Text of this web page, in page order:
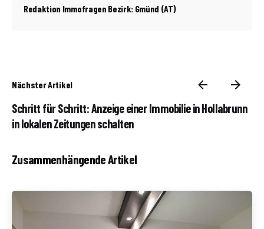
Redaktion Immofragen Bezirk: Gmünd (AT)
Nächster Artikel
Schritt für Schritt: Anzeige einer Immobilie in Hollabrunn
in lokalen Zeitungen schalten
Zusammenhängende Artikel